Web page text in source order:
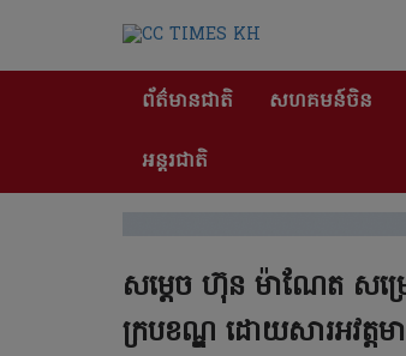
ព័ត៌មានជាតិ សហគមន៍ចិន
អន្តរជាតិ
សម្តេច ហ៊ុន ម៉ាណែត ស
ក្របខណ្ឌ ដោយសារអវត្តម